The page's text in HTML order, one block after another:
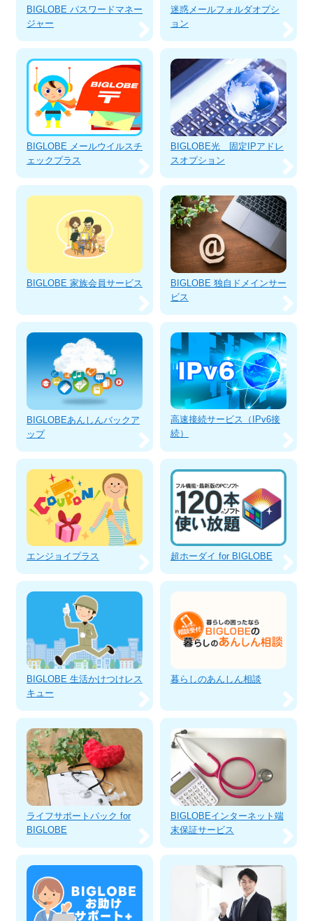
BIGLOBE パスワードマネー
ジャー
迷惑メールフォルダオプシ
ョン
BIGLOBE メールウイルスチ
ェックプラス
BIGLOBE光 固定IPアドレ
スオプション
BIGLOBE 家族会員サービス
BIGLOBE 独自ドメインサー
ビス
BIGLOBEあんしんバックア
ップ
高速接続サービス（IPv6接
続）
エンジョイプラス 超ホーダイ for BIGLOBE
BIGLOBE 生活かけつけレス
キュー
暮らしのあんしん相談
ライフサポートパック for
BIGLOBE
BIGLOBEインターネット端
末保証サービス